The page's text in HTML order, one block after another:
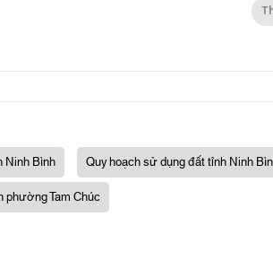
Ninh Bình
Quy hoạch sử dụng đất tỉnh Ninh
phường Tam Chúc